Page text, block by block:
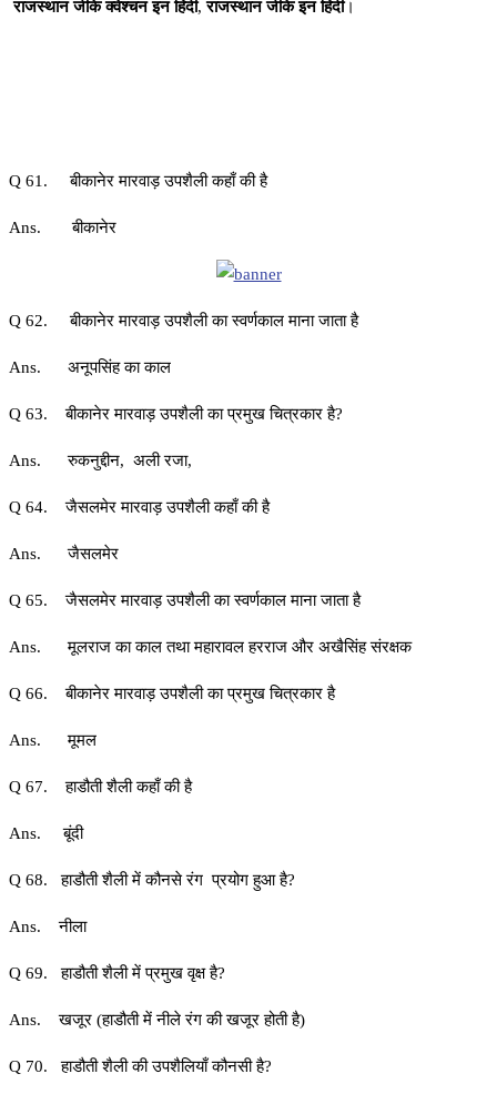
राजस्थान जीके क्वेश्चन इन हिंदी,राजस्थान जीके इन हिंदी।
Q 61. बीकानेर मारवाड़ उपशैली कहाँ की है
Ans. बीकानेर
Q 62. बीकानेर मारवाड़ उपशैली का स्वर्णकाल माना जाता है
Ans. अनूपसिंह का काल
Q 63. बीकानेर मारवाड़ उपशैली का प्रमुख चित्रकार है?
Ans. रुकनुद्दीन, अली रजा,
Q 64. जैसलमेर मारवाड़ उपशैली कहाँ की है
Ans. जैसलमेर
Q 65. जैसलमेर मारवाड़ उपशैली का स्वर्णकाल माना जाता है
Ans. मूलराज का काल तथा महारावल हरराज और अखैसिंह संरक्षक
Q 66. बीकानेर मारवाड़ उपशैली का प्रमुख चित्रकार है
Ans. मूमल
Q 67. हाडौती शैली कहाँ की है
Ans. बूंदी
Q 68. हाडौती शैली में कौनसे रंग प्रयोग हुआ है?
Ans. नीला
Q 69. हाडौती शैली में प्रमुख वृक्ष है?
Ans. खजूर (हाडौती में नीले रंग की खजूर होती है)
Q 70. हाडौती शैली की उपशैलियाँ कौनसी है?